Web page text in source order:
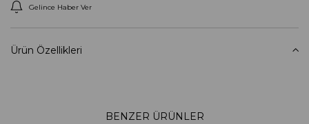
Gelince Haber Ver
Ürün Özellikleri
BENZER ÜRÜNLER